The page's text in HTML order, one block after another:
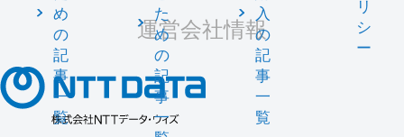
め
の
記
事
一
覧
た
め
の
記
事
一
入
の
記
事
一
覧
リ
シ
ー
運営会社情報